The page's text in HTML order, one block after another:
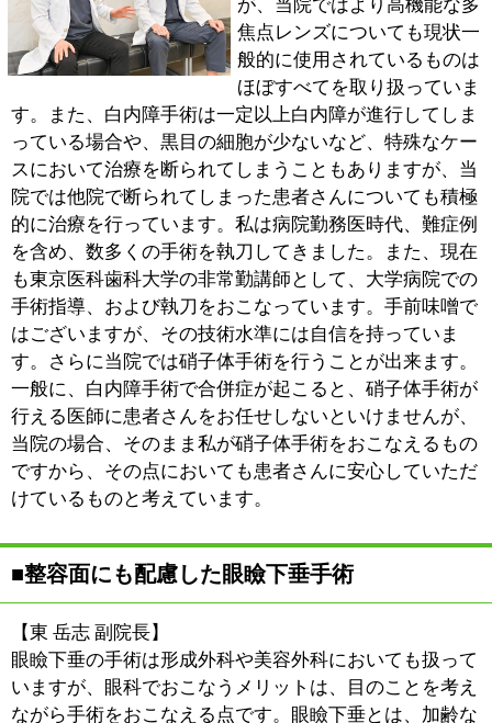
【東 岳志 副院長】
身体の病気もしかりですが、目の病気もすべてが元どお
りになるわけではありません。ですから、万が一、見え
方等が限定的になってしまった場合、どうすればこれま
で通りの生活が送れるようになるのか、そのケアが大切
になります。野球ができなくなってしまった時、担当の
先生から「できなくなることもあるけども、まだまだや
れることもいっぱいあるんだよ」と勇気づけていただい
たことが医師を目指すきっかけとなりました。病気の改
善はもちろんのこと、私たちでお役に立てることは親身
になってアドバイスをさせていただきます。
【渡辺 貴士 院長】
病気の時は、ちょっとしたことでも心が傷ついてしまう
ことがあります。当院では決してそのようなことがない
よう、患者さんのお気持ちに寄り添い、ご対応させてい
ただきます。目のことで何か気になることがありました
ら、どうぞお気軽にご相談ください。特に白内障手術や
硝子体手術については、他院様で難しいと判断されたケ
ースにおいても治療が可能な場合がありますので、一度
ご相談いただければ幸いに思います。
※上記記事は2024年1月に取材したものです。時間の経
過による変化があることをご了承ください。
TEL : 03-3674-4113
最寄駅 : 新小岩駅
所在地 葛飾区新小岩2-1-21-1F